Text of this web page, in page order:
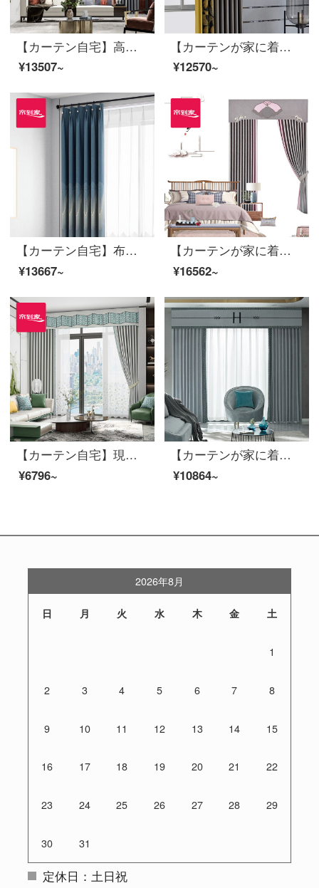
【カーテン自宅】高遮光の新中国風秋扇舞綿麻提花リビングルームの床にある窓のカーテンの完成品三相定型化には、裏地LDC 20 FWC-Sフック/カーテンなし(高さ2.6メートル以内で変更可能)XLのカーテンのセット/ダブルオープン(適用窓の幅4.1-4.4メートル)があります。
¥13507~
【カーテンが家に着く】軽奢高遮光完成品のカーテンをつなぎ合わせて花を咲かせるファッション的な黒DJリビングルームの部屋に注文して床に下ろす窓は裏地LDC 20 SSC-50ホールを含む/カーテンヘッドを含まない(高さ2.6 m以内で変更可能)XLのカーテンセット/ダブルオープン(適用窓の幅は4.1-4.4 m)
¥12570~
【カーテン自宅】布芸カーテン完成品の青いダンスはシームレスに現代のジャカード高精密高遮光リビングルームの光豪華注文ダウン窓LDC 20 SSA-1601ホールを作る/カーテンヘッドを含まない(高さ2.6メートル以内で変更可能)XLのカーテンセット/ダブルオープン(適用窓幅3.5-4.1メートル)
¥13667~
【カーテンが家に着く】カーテン製品の新中国式高遮光カスタムリビングルームの振り付け時間テリレン花式書斎は布のカーテンLDC 20 SSA-4101 Sフックに接続します。
¥16562~
【カーテン自宅】現代の花カーテン製品の高精密なカーテンシンプル主義高遮光カスタマイズリビングルームの書斎は床の窓LDC 20 SSB-0701 Sフック/カーテンなし(高さ2.6メートル以内は変えられます)Sのカーテンセット/ダブルオープン(適用窓幅2-2.6メートル)
¥6796~
【カーテンが家に着く】カーテン製品の光豪華高遮光ジャカードの拡散林壁透綴定型化ポリエステルリビングルームの近代的な注文ダウン窓JBLW 016 Sフック/カーテンヘッドを含まない(高2.6メートル以内で変更可能)XLのカーテンセット/ダブルオープン(適用窓の幅4.1-1.4メートル)
¥10864~
2026年8月
日 月 火 水 木 金 土
1
2 3 4 5 6 7 8
9 10 11 12 13 14 15
16 17 18 19 20 21 22
23 24 25 26 27 28 29
30 31
定休日：土日祝